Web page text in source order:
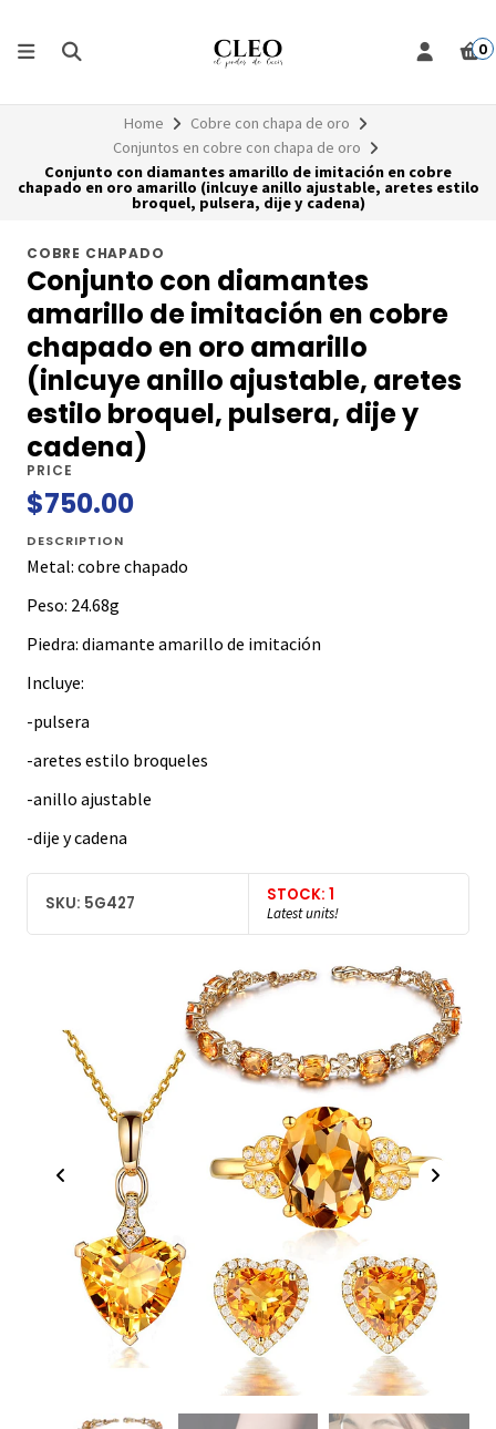
0
Home
Cobre con chapa de oro
Conjuntos en cobre con chapa de oro
Conjunto con diamantes amarillo de imitación en cobre
chapado en oro amarillo (inlcuye anillo ajustable, aretes estilo
broquel, pulsera, dije y cadena)
COBRE CHAPADO
Conjunto con diamantes
amarillo de imitación en cobre
chapado en oro amarillo
(inlcuye anillo ajustable, aretes
estilo broquel, pulsera, dije y
cadena)
PRICE
$750.00
DESCRIPTION
Metal: cobre chapado
Peso: 24.68g
Piedra: diamante amarillo de imitación
Incluye:
-pulsera
-aretes estilo broqueles
-anillo ajustable
-dije y cadena
SKU: 5G427 STOCK: 1
Latest units!